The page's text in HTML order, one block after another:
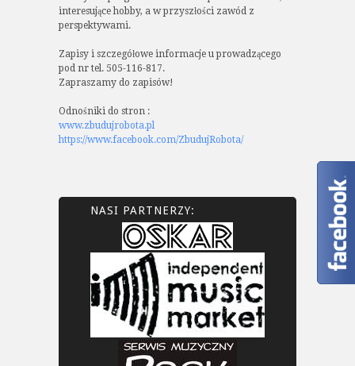
interesujące hobby, a w przyszłości zawód z
perspektywami.
Zapisy i szczegółowe informacje u prowadzącego
pod nr tel. 505-116-817.
Zapraszamy do zapisów!
Odnośniki do stron :
www.zbudujrobota.pl
https://www.facebook.com/ZbudujRobota/
NASI PARTNERZY: